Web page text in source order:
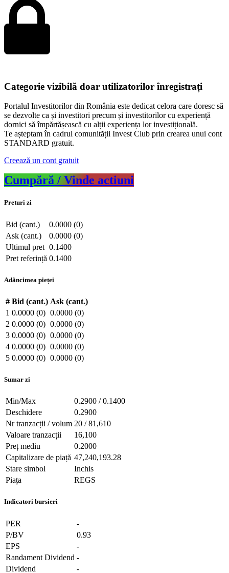
Categorie vizibilă doar utilizatorilor înregistrați
Portalul Investitorilor din România este dedicat celora care doresc să
se dezvolte ca și investitori precum și investitorilor cu experiență
dornici să împărtășească cu alții experiența lor investițională.
Te așteptam în cadrul comunității Invest Club prin crearea unui cont
STANDARD gratuit.
Creează un cont gratuit
Cumpără / Vinde actiuni
Preturi zi
Bid (cant.)
0.0000 (0)
Ask (cant.)
0.0000 (0)
Ultimul pret 0.1400
Pret referință 0.1400
Adâncimea pieței
# Bid (cant.) Ask (cant.)
1 0.0000 (0) 0.0000 (0)
2 0.0000 (0) 0.0000 (0)
3 0.0000 (0) 0.0000 (0)
4 0.0000 (0) 0.0000 (0)
5 0.0000 (0) 0.0000 (0)
Sumar zi
Min/Max
0.2900 / 0.1400
Deschidere
0.2900
Nr tranzacții / volum 20 / 81,610
Valoare tranzacții
16,100
Preț mediu
0.2000
Capitalizare de piață 47,240,193.28
Stare simbol
Inchis
Piața
REGS
Indicatori bursieri
PER
-
P/BV
0.93
EPS
-
Randament Dividend -
Dividend
-